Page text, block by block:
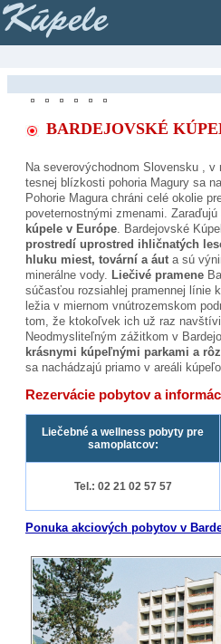
Kúpele
BARDEJOVSKÉ
Na severovýchodnom Slovensku ,
tesnej blízkosti pohoria Magury sa
Pohorie Magura chráni celé okolie
poveternostnými zmenami. Zaraďujú
kúpele v Európe. Bardejovské
prostredí uprostred ihličnatých
hluku miest, tovární a áut a sú
minerálne vody. Liečivé pramene
súčasťou rozsiahlej pramennej línie
ležia v miernom vnútrozemskom
tom, že ktokoľvek ich už raz
Neodmysliteľným zážitkom v
krásnymi kúpeľnými parkami a
sa nachádzajú priamo v areáli
Rezervácie pobytov a
Liečebné a wellness pobyty pre
samoplatcov:
Tel.: 02 21 02 57 57
Ponuka akciových pobytov v